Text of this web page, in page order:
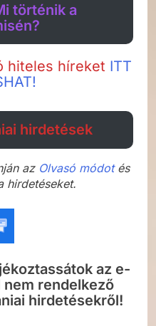
történik a
hiteles híreket ITT
hirdetések
az Olvasó módotés
hirdetéseket.
az e-
rendelkező
hirdetésekről!